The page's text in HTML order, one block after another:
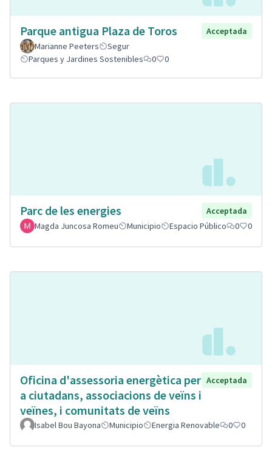
Parque antigua Plaza de Toros
Acceptada
Marianne Peeters
Segur
Parques y Jardines Sostenibles
0 0
Parc de les energies
Acceptada
Magda Juncosa Romeu
Municipio Espacio Público 0 0
Oficina d'assessoria energètica per
a ciutadans, associacions de veïns i
veïnes, i comunitats de veïns
Acceptada
Isabel Bou Bayona Municipio Energia Renovable 0 0